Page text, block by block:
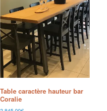
Table caractère hauteur bar
Coralie